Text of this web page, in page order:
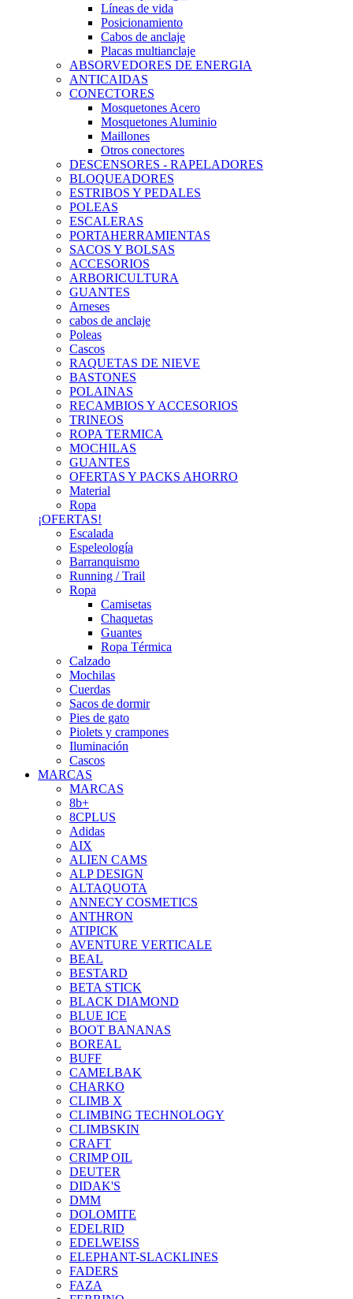
Líneas de vida
Posicionamiento
Cabos de anclaje
Placas multianclaje
ABSORVEDORES DE ENERGIA
ANTICAIDAS
CONECTORES
Mosquetones Acero
Mosquetones Aluminio
Maillones
Otros conectores
DESCENSORES - RAPELADORES
BLOQUEADORES
ESTRIBOS Y PEDALES
POLEAS
ESCALERAS
PORTAHERRAMIENTAS
SACOS Y BOLSAS
ACCESORIOS
ARBORICULTURA
GUANTES
Arneses
cabos de anclaje
Poleas
Cascos
RAQUETAS DE NIEVE
BASTONES
POLAINAS
RECAMBIOS Y ACCESORIOS
TRINEOS
ROPA TERMICA
MOCHILAS
GUANTES
OFERTAS Y PACKS AHORRO
Material
Ropa
¡OFERTAS!
Escalada
Espeleología
Barranquismo
Running / Trail
Ropa
Camisetas
Chaquetas
Guantes
Ropa Térmica
Calzado
Mochilas
Cuerdas
Sacos de dormir
Pies de gato
Piolets y crampones
Iluminación
Cascos
MARCAS
MARCAS
8b+
8CPLUS
Adidas
AIX
ALIEN CAMS
ALP DESIGN
ALTAQUOTA
ANNECY COSMETICS
ANTHRON
ATIPICK
AVENTURE VERTICALE
BEAL
BESTARD
BETA STICK
BLACK DIAMOND
BLUE ICE
BOOT BANANAS
BOREAL
BUFF
CAMELBAK
CHARKO
CLIMB X
CLIMBING TECHNOLOGY
CLIMBSKIN
CRAFT
CRIMP OIL
DEUTER
DIDAK'S
DMM
DOLOMITE
EDELRID
EDELWEISS
ELEPHANT-SLACKLINES
FADERS
FAZA